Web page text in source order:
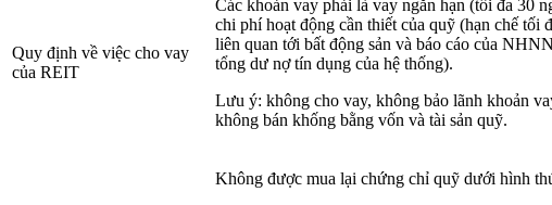
Quy định về việc cho vay
của REIT
Các khoản vay phải là vay ngắn hạn (tối đa 30
chi phí hoạt động cần thiết của quỹ (hạn chế tối
liên quan tới bất động sản và báo cáo của
tổng dư nợ tín dụng của hệ thống).
Lưu ý: không cho vay, không bảo lãnh khoản
không bán khống bằng vốn và tài sản quỹ.
Không được mua lại chứng chỉ quỹ dưới hình